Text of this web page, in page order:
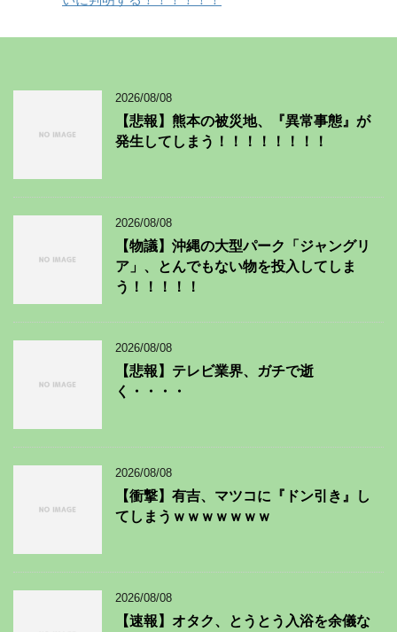
2026/08/08
【悲報】熊本の被災地、『異常事態』が
発生してしまう！！！！！！！！
2026/08/08
【物議】沖縄の大型パーク「ジャングリ
ア」、とんでもない物を投入してしま
う！！！！！
2026/08/08
【悲報】テレビ業界、ガチで逝
く・・・・
2026/08/08
【衝撃】有吉、マツコに『ドン引き』し
てしまうｗｗｗｗｗｗｗ
2026/08/08
【速報】オタク、とうとう入浴を余儀な